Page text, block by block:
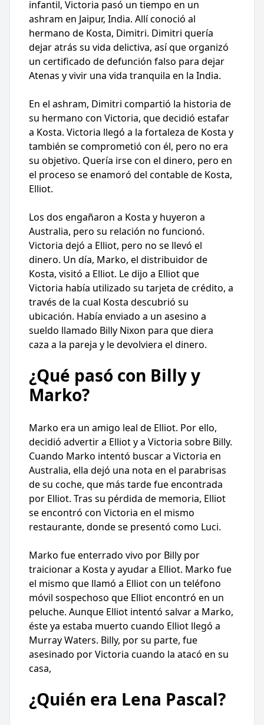
infantil, Victoria pasó un tiempo en un
ashram en Jaipur, India. Allí conoció al
hermano de Kosta, Dimitri. Dimitri quería
dejar atrás su vida delictiva, así que organizó
un certificado de defunción falso para dejar
Atenas y vivir una vida tranquila en la India.
En el ashram, Dimitri compartió la historia de
su hermano con Victoria, que decidió estafar
a Kosta. Victoria llegó a la fortaleza de Kosta y
también se comprometió con él, pero no era
su objetivo. Quería irse con el dinero, pero en
el proceso se enamoró del contable de Kosta,
Elliot.
Los dos engañaron a Kosta y huyeron a
Australia, pero su relación no funcionó.
Victoria dejó a Elliot, pero no se llevó el
dinero. Un día, Marko, el distribuidor de
Kosta, visitó a Elliot. Le dijo a Elliot que
Victoria había utilizado su tarjeta de crédito, a
través de la cual Kosta descubrió su
ubicación. Había enviado a un asesino a
sueldo llamado Billy Nixon para que diera
caza a la pareja y le devolviera el dinero.
¿Qué pasó con Billy y
Marko?
Marko era un amigo leal de Elliot. Por ello,
decidió advertir a Elliot y a Victoria sobre Billy.
Cuando Marko intentó buscar a Victoria en
Australia, ella dejó una nota en el parabrisas
de su coche, que más tarde fue encontrada
por Elliot. Tras su pérdida de memoria, Elliot
se encontró con Victoria en el mismo
restaurante, donde se presentó como Luci.
Marko fue enterrado vivo por Billy por
traicionar a Kosta y ayudar a Elliot. Marko fue
el mismo que llamó a Elliot con un teléfono
móvil sospechoso que Elliot encontró en un
peluche. Aunque Elliot intentó salvar a Marko,
éste ya estaba muerto cuando Elliot llegó a
Murray Waters. Billy, por su parte, fue
asesinado por Victoria cuando la atacó en su
casa,
¿Quién era Lena Pascal?